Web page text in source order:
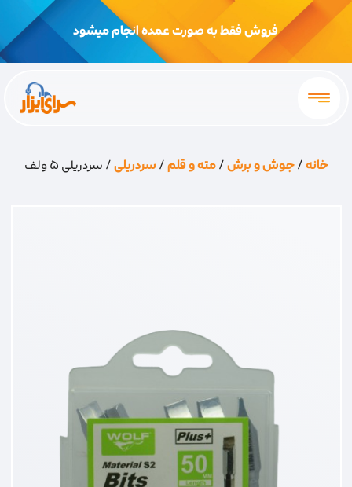
فروش فقط به صورت عمده انجام میشود
خانه/جوش و برش/مته و قلم/سردریلی/ سردریلی 5 ولف